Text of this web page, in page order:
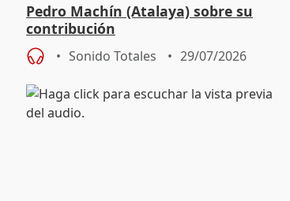
Pedro Machín (Atalaya) sobre su
contribución
Sonido Totales 29/07/2026